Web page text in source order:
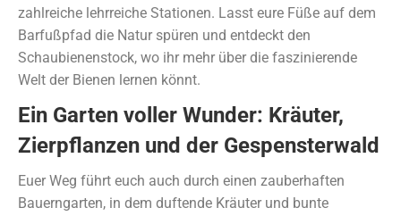
zahlreiche lehrreiche Stationen. Lasst eure Füße auf dem
Barfußpfad die Natur spüren und entdeckt den
Schaubienenstock, wo ihr mehr über die faszinierende
Welt der Bienen lernen könnt.
Ein Garten voller Wunder: Kräuter,
Zierpflanzen und der Gespensterwald
Euer Weg führt euch auch durch einen zauberhaften
Bauerngarten, in dem duftende Kräuter und bunte